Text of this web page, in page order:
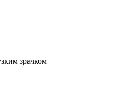
с узким зрачком